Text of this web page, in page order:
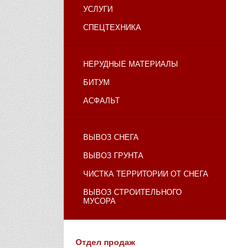
УСЛУГИ
СПЕЦТЕХНИКА
НЕРУДНЫЕ МАТЕРИАЛЫ
БИТУМ
АСФАЛЬТ
ВЫВОЗ СНЕГА
ВЫВОЗ ГРУНТА
ЧИСТКА ТЕРРИТОРИИ ОТ СНЕГА
ВЫВОЗ СТРОИТЕЛЬНОГО
МУСОРА
Отдел продаж